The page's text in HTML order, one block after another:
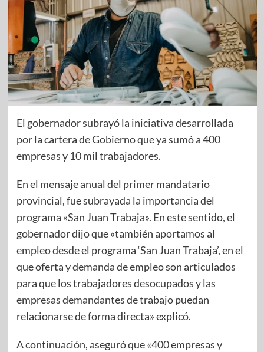
El gobernador subrayó la iniciativa desarrollada
por la cartera de Gobierno que ya sumó a 400
empresas y 10 mil trabajadores.
En el mensaje anual del primer mandatario
provincial, fue subrayada la importancia del
programa «San Juan Trabaja». En este sentido, el
gobernador dijo que «también aportamos al
empleo desde el programa ‘San Juan Trabaja’, en el
que oferta y demanda de empleo son articulados
para que los trabajadores desocupados y las
empresas demandantes de trabajo puedan
relacionarse de forma directa» explicó.
A continuación, aseguró que «400 empresas y